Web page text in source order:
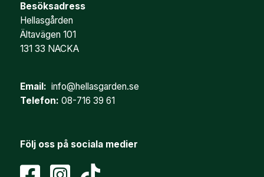
Besöksadress
Hellasgården
Ältavägen 101
131 33 NACKA
Email: info@hellasgarden.se
Telefon: 08-716 39 61
Följ oss på sociala medier